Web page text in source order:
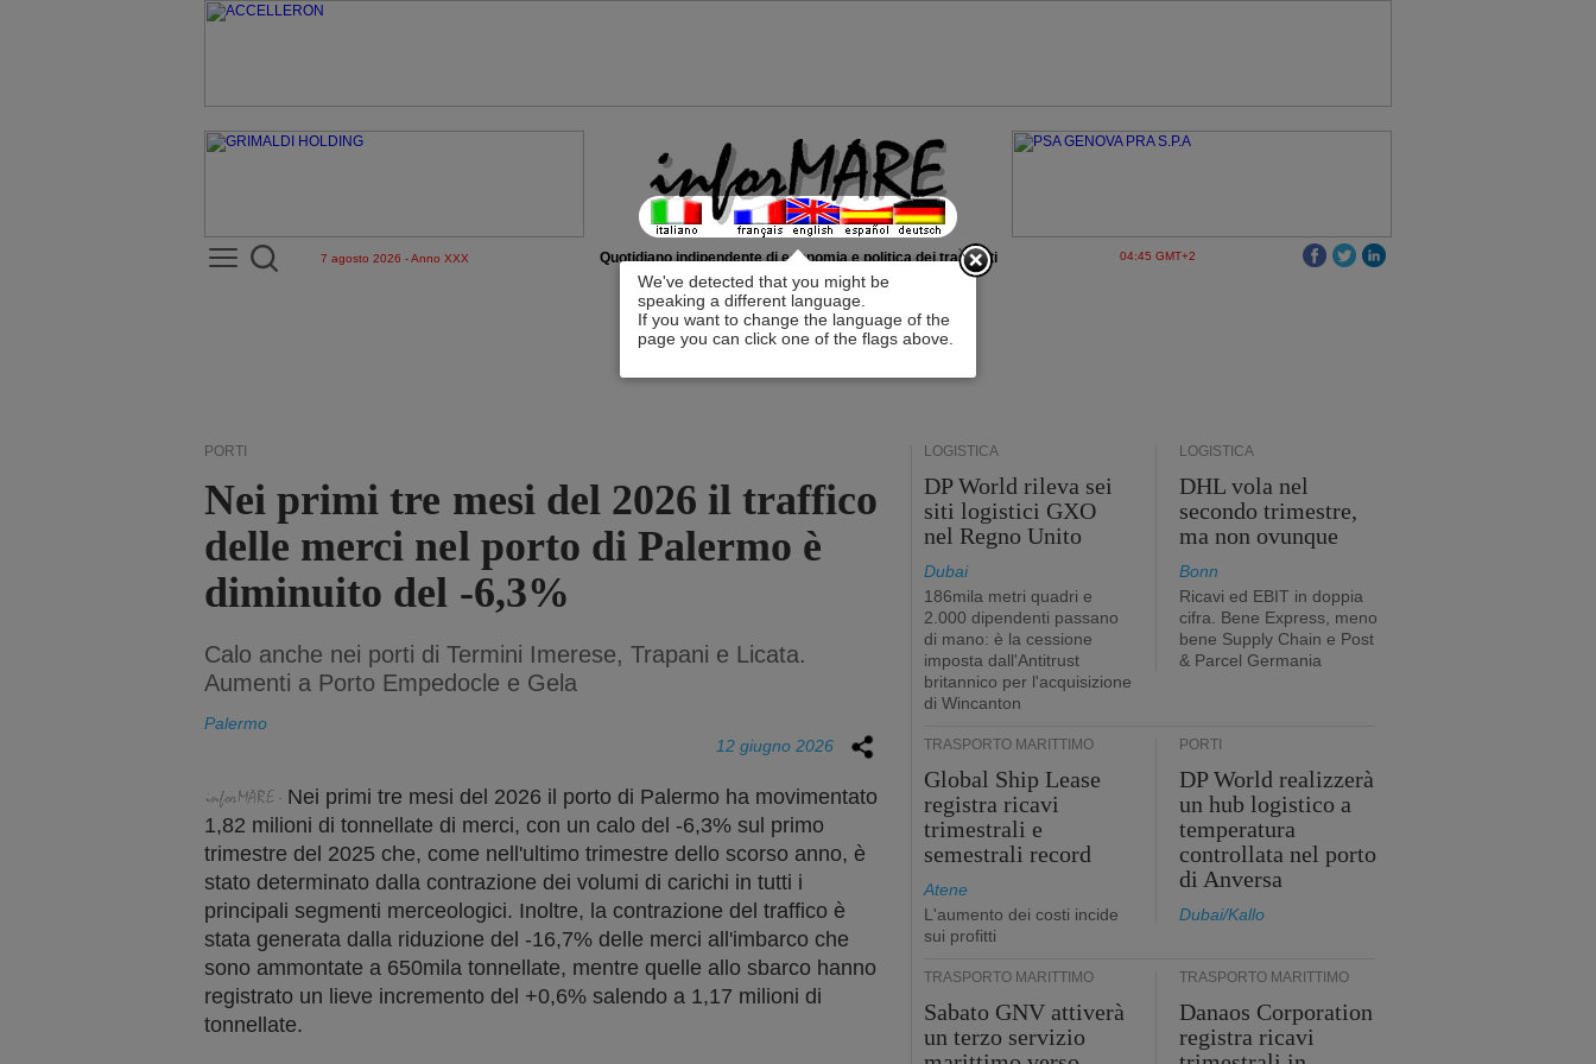
We've detected that you might be
speaking a different language.
If you want to change the language of the
page you can click one of the flags above.
x
7 agosto 2026 - Anno XXX Quotidiano indipendente di economia e politica dei trasporti 04:45 GMT+2
PORTI
Nei primi tre mesi del 2026 il traffico
delle merci nel porto di Palermo è
diminuito del -6,3%
Calo anche nei porti di Termini Imerese, Trapani e Licata.
Aumenti a Porto Empedocle e Gela
Palermo
12 giugno 2026
Nei primi tre mesi del 2026 il porto di Palermo ha movimentato
1,82 milioni di tonnellate di merci, con un calo del -6,3% sul primo
trimestre del 2025 che, come nell'ultimo trimestre dello scorso anno, è
stato determinato dalla contrazione dei volumi di carichi in tutti i
principali segmenti merceologici. Inoltre, la contrazione del traffico è
stata generata dalla riduzione del -16,7% delle merci all'imbarco che
sono ammontate a 650mila tonnellate, mentre quelle allo sbarco hanno
registrato un lieve incremento del +0,6% salendo a 1,17 milioni di
tonnellate.
LOGISTICA
DP World rileva sei
siti logistici GXO
nel Regno Unito
Dubai
186mila metri quadri e
2.000 dipendenti passano
di mano: è la cessione
imposta dall'Antitrust
britannico per l'acquisizione
di Wincanton
LOGISTICA
DHL vola nel
secondo trimestre,
ma non ovunque
Bonn
Ricavi ed EBIT in doppia
cifra. Bene Express, meno
bene Supply Chain e Post
& Parcel Germania
TRASPORTO MARITTIMO
Global Ship Lease
registra ricavi
trimestrali e
semestrali record
Atene
L'aumento dei costi incide
sui profitti
PORTI
DP World realizzerà
un hub logistico a
temperatura
controllata nel porto
di Anversa
Dubai/Kallo
TRASPORTO MARITTIMO
Sabato GNV attiverà
un terzo servizio
TRASPORTO MARITTIMO
Danaos Corporation
registra ricavi